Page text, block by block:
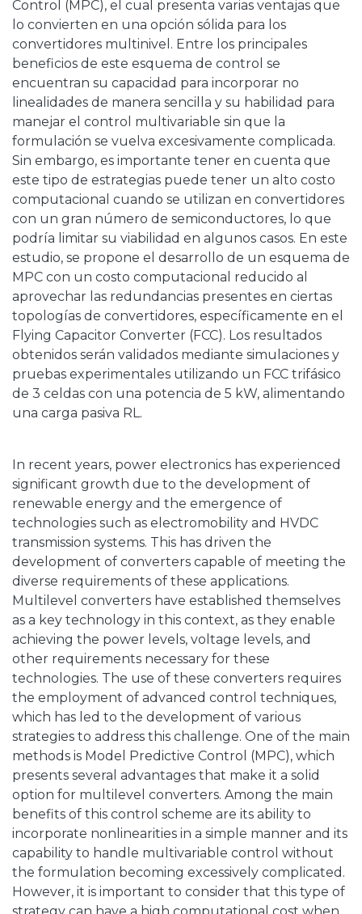
Control (MPC), el cual presenta varias ventajas que
lo convierten en una opción sólida para los
convertidores multinivel. Entre los principales
beneficios de este esquema de control se
encuentran su capacidad para incorporar no
linealidades de manera sencilla y su habilidad para
manejar el control multivariable sin que la
formulación se vuelva excesivamente complicada.
Sin embargo, es importante tener en cuenta que
este tipo de estrategias puede tener un alto costo
computacional cuando se utilizan en convertidores
con un gran número de semiconductores, lo que
podría limitar su viabilidad en algunos casos. En este
estudio, se propone el desarrollo de un esquema de
MPC con un costo computacional reducido al
aprovechar las redundancias presentes en ciertas
topologías de convertidores, específicamente en el
Flying Capacitor Converter (FCC). Los resultados
obtenidos serán validados mediante simulaciones y
pruebas experimentales utilizando un FCC trifásico
de 3 celdas con una potencia de 5 kW, alimentando
una carga pasiva RL.
In recent years, power electronics has experienced
significant growth due to the development of
renewable energy and the emergence of
technologies such as electromobility and HVDC
transmission systems. This has driven the
development of converters capable of meeting the
diverse requirements of these applications.
Multilevel converters have established themselves
as a key technology in this context, as they enable
achieving the power levels, voltage levels, and
other requirements necessary for these
technologies. The use of these converters requires
the employment of advanced control techniques,
which has led to the development of various
strategies to address this challenge. One of the main
methods is Model Predictive Control (MPC), which
presents several advantages that make it a solid
option for multilevel converters. Among the main
benefits of this control scheme are its ability to
incorporate nonlinearities in a simple manner and its
capability to handle multivariable control without
the formulation becoming excessively complicated.
However, it is important to consider that this type of